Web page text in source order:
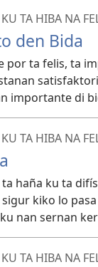
TA HIBA NA
den Bida
por ta felis, ta
importante di
TA HIBA NA
haña ku ta
kiko lo
nan sernan
TA HIBA NA